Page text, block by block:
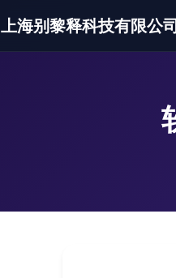
上海别黎释科技有限公司